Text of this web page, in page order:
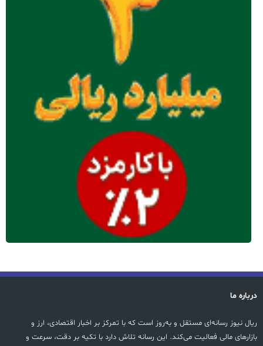
درباره ما
ریال نیوز رسانه‌ای مستقل و به‌روز است که با تمرکز بر اخبار اقتصادی، ارز و
بازارهای مالی فعالیت می‌کند. این رسانه تلاش دارد با تکیه بر دقت، سرعت و